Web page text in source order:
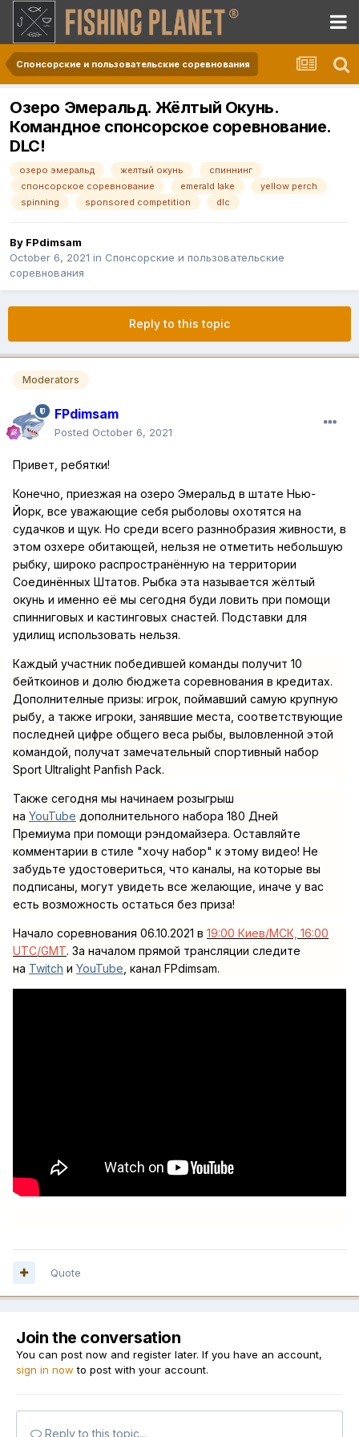
Спонсорские и пользовательские соревнования
Озеро Эмеральд. Жёлтый Окунь.
Командное спонсорское соревнование.
DLC!
озеро эмеральд желтый окунь
спиннинг
спонсорское соревнование
emerald lake
yellow perch
spinning
sponsored competition dlc
By FPdimsam
October 6, 2021 in Спонсорские и пользовательские
соревнования
Reply to this topic
Moderators
FPdimsam
Posted October 6, 2021
Привет, ребятки!
Конечно, приезжая на озеро Эмеральд в штате Нью-
Йорк, все уважающие себя рыболовы охотятся на
судачков и щук. Но среди всего разннобразия живности, в
этом озхере обитающей, нельзя не отметить небольшую
рыбку, широко распространённую на территории
Соединённых Штатов. Рыбка эта называется жёлтый
окунь и именно её мы сегодня буди ловить при помощи
спинниговых и кастинговых снастей. Подставки для
удилищ использовать нельзя.
Каждый участник победившей команды получит 10
бейткоинов и долю бюджета соревнования в кредитах.
Дополнителные призы: игрок, поймавший самую крупную
рыбу, а также игроки, занявшие места, соответствующие
последней цифре общего веса рыбы, выловленной этой
командой, получат замечательный спортивный набор
Sport Ultralight Panfish Pack.
Также сегодня мы начинаем розыгрыш
на YouTube дополнительного набора 180 Дней
Премиума при помощи рэндомайзера. Оставляйте
комментарии в стиле "хочу набор" к этому видео! Не
забудьте удостовериться, что каналы, на которые вы
подписаны, могут увидеть все желающие, иначе у вас
есть возможность остаться без приза!
Начало соревнования 06.10.2021 в 19:00 Киев/МСК, 16:00
UTC/GMT. За началом прямой трансляции следите
на Twitch и YouTube , канал FPdimsam.
Quote
Join the conversation
You can post now and register later. If you have an account,
sign in now to post with your account.
Reply to this topic...